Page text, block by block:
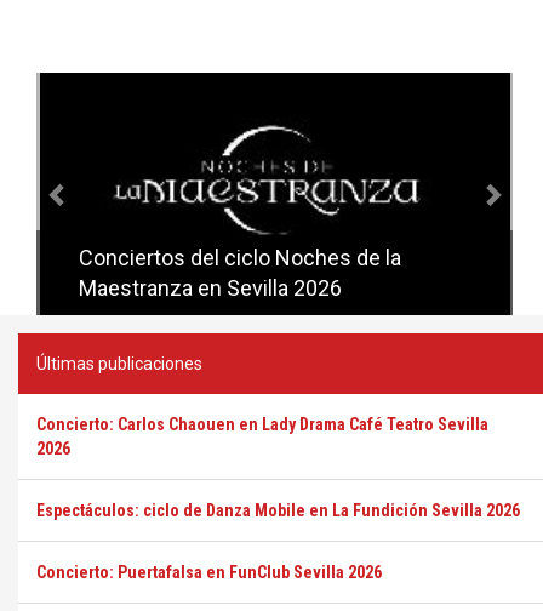
Conciertos del ciclo Noches de la
Maestranza en Sevilla 2026
Conciertos del ciclo Candlelight en
Sevilla
Últimas publicaciones
Concierto: Carlos Chaouen en Lady Drama Café Teatro Sevilla
2026
Espectáculos: ciclo de Danza Mobile en La Fundición Sevilla 2026
Concierto: Puertafalsa en FunClub Sevilla 2026